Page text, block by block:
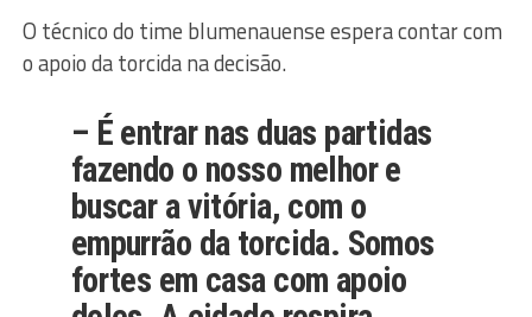
O técnico do time blumenauense espera contar com
o apoio da torcida na decisão.
– É entrar nas duas partidas
fazendo o nosso melhor e
buscar a vitória, com o
empurrão da torcida. Somos
fortes em casa com apoio